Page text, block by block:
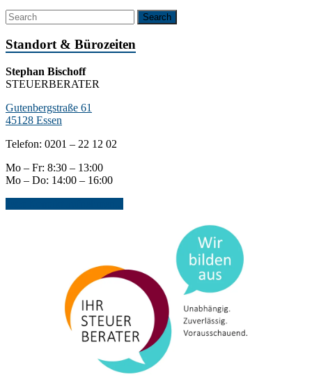
Standort & Bürozeiten
Stephan Bischoff
STEUERBERATER
Gutenbergstraße 61
45128 Essen
Telefon: 0201 – 22 12 02
Mo – Fr: 8:30 – 13:00
Mo – Do: 14:00 – 16:00